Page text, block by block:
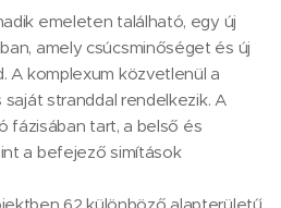
emeleten található, egy új
amely csúcsminőséget és új
A komplexum közvetlenül a
stranddal rendelkezik. A
fázisában tart, a belső és
a befejező simítások
alapterületű